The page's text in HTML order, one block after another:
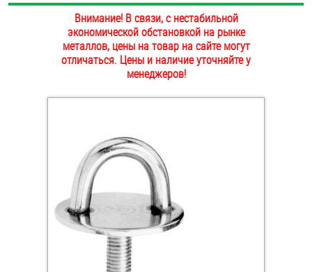
ОПЛАТА И ДОСТАВКА
НАШИ МАГАЗИНЫ
Дюбели
Заклепки (Гайки-Заклепки)
Инструмент
Крюки, кольца с метрической резьбой
Внимание! В связи, с нестабильной
экономической обстановкой на рынке
металлов, цены на товар на сайте могут
отличаться. Цены и наличие уточняйте у
менеджеров!